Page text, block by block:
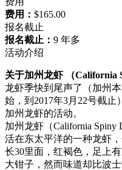
费用： $165.00
报名截止
报名截止： 9 年多
活动介绍
关于加州龙虾 （California
龙虾季快到尾声了（加州
始，到2017年3月22号截
加州龙虾的活动。
加州龙虾（California
活在东太平洋的一种龙虾
长30里面，红褐色，足上
大钳子，然而味道却比波